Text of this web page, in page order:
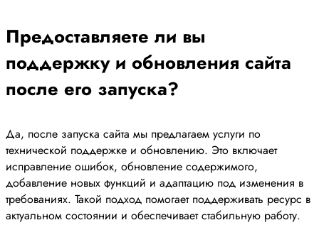
Предоставляете ли вы
поддержку и обновления сайта
после его запуска?
Да, после запуска сайта мы предлагаем услуги по
технической поддержке и обновлению. Это включает
исправление ошибок, обновление содержимого,
добавление новых функций и адаптацию под изменения в
требованиях. Такой подход помогает поддерживать ресурс в
актуальном состоянии и обеспечивает стабильную работу.